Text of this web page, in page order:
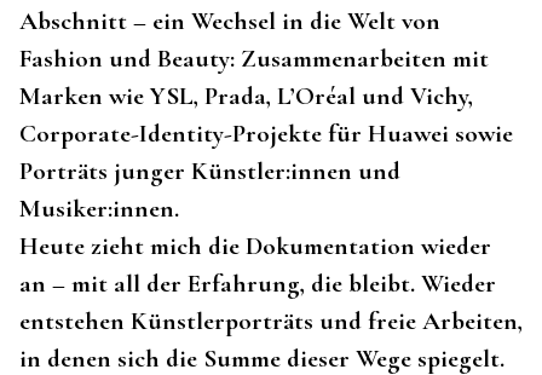
Abschnitt – ein Wechsel in die Welt von
Fashion und Beauty: Zusammenarbeiten mit
Marken wie YSL, Prada, L’Oréal und Vichy,
Corporate-Identity-Projekte für Huawei sowie
Porträts junger Künstler:innen und
Musiker:innen.
Heute zieht mich die Dokumentation wieder
an – mit all der Erfahrung, die bleibt. Wieder
entstehen Künstlerporträts und freie Arbeiten,
in denen sich die Summe dieser Wege spiegelt.